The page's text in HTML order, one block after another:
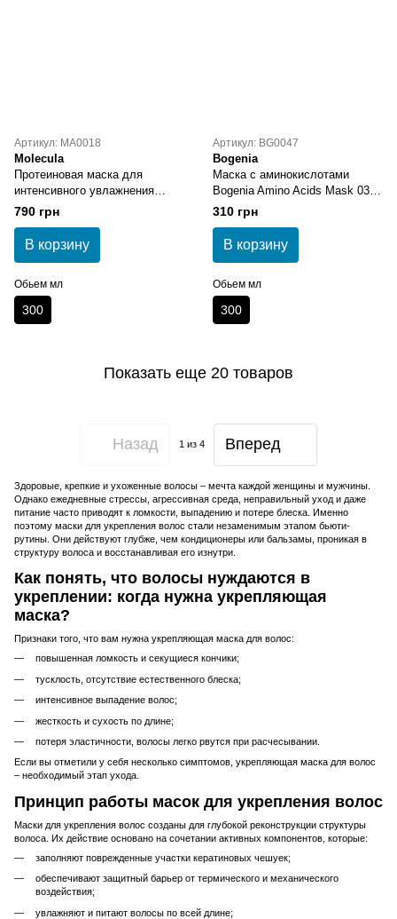
Артикул: MA0018
Molecula
Протеиновая маска для
интенсивного увлажнения
волос Molecula Hair Mask
Proteins 300 мл
790 грн
В корзину
Обьем мл
300
Артикул: BG0047
Bogenia
Маска с аминокислотами
Bogenia Amino Acids Mask 03
300 мл
310 грн
В корзину
Обьем мл
300
Показать еще 20 товаров
Назад 1 из 4 Вперед
Здоровые, крепкие и ухоженные волосы – мечта каждой женщины и мужчины.
Однако ежедневные стрессы, агрессивная среда, неправильный уход и даже
питание часто приводят к ломкости, выпадению и потере блеска. Именно
поэтому маски для укрепления волос стали незаменимым этапом бьюти-
рутины. Они действуют глубже, чем кондиционеры или бальзамы, проникая в
структуру волоса и восстанавливая его изнутри.
Как понять, что волосы нуждаются в
укреплении: когда нужна укрепляющая
маска?
Признаки того, что вам нужна укрепляющая маска для волос:
повышенная ломкость и секущиеся кончики;
тусклость, отсутствие естественного блеска;
интенсивное выпадение волос;
жесткость и сухость по длине;
потеря эластичности, волосы легко рвутся при расчесывании.
Если вы отметили у себя несколько симптомов, укрепляющая маска для волос
– необходимый этап ухода.
Принцип работы масок для укрепления волос
Маски для укрепления волос созданы для глубокой реконструкции структуры
волоса. Их действие основано на сочетании активных компонентов, которые:
заполняют поврежденные участки кератиновых чешуек;
обеспечивают защитный барьер от термического и механического
воздействия;
увлажняют и питают волосы по всей длине;